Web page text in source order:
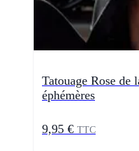
Tatouage Rose de
éphémères
9,95 € TTC